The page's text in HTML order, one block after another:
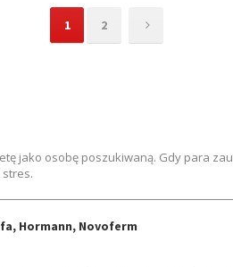
1 2
jako osobę poszukiwaną. Gdy para
Hormann, Novoferm